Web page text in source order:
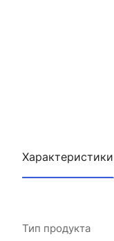
Характеристики
Тип продукта